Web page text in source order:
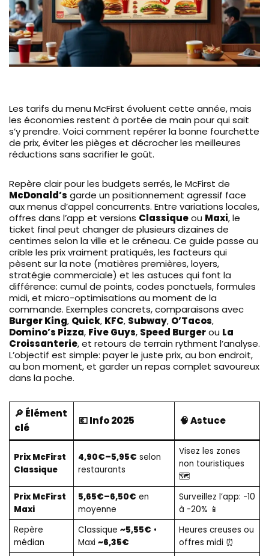
Les tarifs du menu McFirst évoluent cette année, mais
les économies restent à portée de main pour qui sait
s’y prendre. Voici comment repérer la bonne fourchette
de prix, éviter les pièges et décrocher les meilleures
réductions sans sacrifier le goût.
Repère clair pour les budgets serrés, le McFirst de
McDonald’s garde un positionnement agressif face
aux menus d’appel concurrents. Entre variations locales,
offres dans l’app et versions Classiqueou Maxi, le
ticket final peut changer de plusieurs dizaines de
centimes selon la ville et le créneau. Ce guide passe au
crible les prix vraiment pratiqués, les facteurs qui
pèsent sur la note (matières premières, loyers,
stratégie commerciale) et les astuces qui font la
différence: cumul de points, codes ponctuels, formules
midi, et micro-optimisations au moment de la
commande. Exemples concrets, comparaisons avec
Burger King, Quick, KFC, Subway, O’Tacos,
Domino’s Pizza, Five Guys, Speed Burgerou La
Croissanterie, et retours de terrain rythment l’analyse.
L’objectif est simple: payer le juste prix, au bon endroit,
au bon moment, et garder un repas complet savoureux
dans la poche.
🔎 Élément
clé
💶 Info 2025 🧠 Astuce
Prix McFirst
Classique
4,90€–5,95€ selon
restaurants
Visez les zones
non touristiques
🗺️
Prix McFirst
Maxi
5,65€–6,50€ en
moyenne
Surveillez l’app: -10
à -20% 📱
Repère
médian
Classique ~5,55€ •
Maxi ~6,35€
Heures creuses ou
offres midi ⏰